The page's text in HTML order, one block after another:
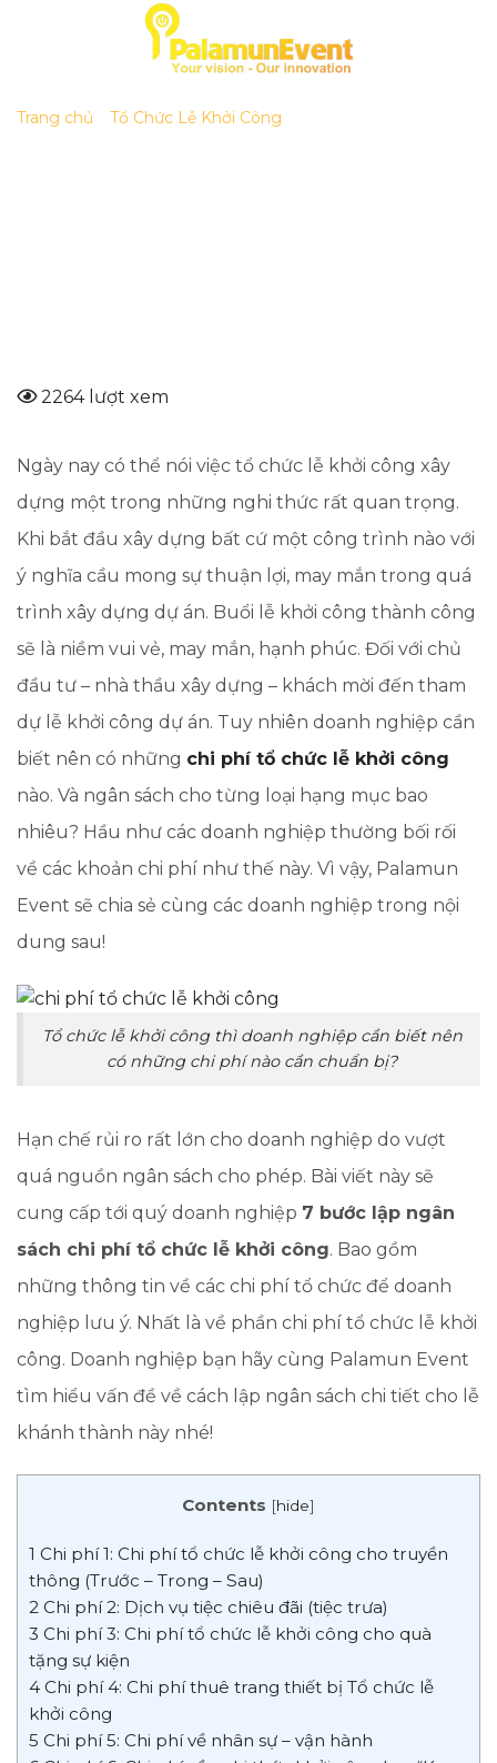
Trang chủ Tổ Chức Lễ Khởi Công
2264 lượt xem
Ngày nay có thể nói việc tổ chức lễ khởi công xây
dựng một trong những nghi thức rất quan trọng.
Khi bắt đầu xây dựng bất cứ một công trình nào với
ý nghĩa cầu mong sự thuận lợi, may mắn trong quá
trình xây dựng dự án. Buổi lễ khởi công thành công
sẽ là niềm vui vẻ, may mắn, hạnh phúc. Đối với chủ
đầu tư – nhà thầu xây dựng – khách mời đến tham
dự lễ khởi công dự án. Tuy nhiên doanh nghiệp cần
biết nên có những chi phí tổ chức lễ khởi công
nào. Và ngân sách cho từng loại hạng mục bao
nhiêu? Hầu như các doanh nghiệp thường bối rối
về các khoản chi phí như thế này. Vì vậy, Palamun
Event sẽ chia sẻ cùng các doanh nghiệp trong nội
dung sau!
Tổ chức lễ khởi công thì doanh nghiệp cần biết nên
có những chi phí nào cần chuẩn bị?
Hạn chế rủi ro rất lớn cho doanh nghiệp do vượt
quá nguồn ngân sách cho phép. Bài viết này sẽ
cung cấp tới quý doanh nghiệp 7 bước lập ngân
sách chi phí tổ chức lễ khởi công. Bao gồm
những thông tin về các chi phí tổ chức để doanh
nghiệp lưu ý. Nhất là về phần chi phí tổ chức lễ khởi
công. Doanh nghiệp bạn hãy cùng Palamun Event
tìm hiểu vấn đề về cách lập ngân sách chi tiết cho lễ
khánh thành này nhé!
Contents [hide]
1 Chi phí 1: Chi phí tổ chức lễ khởi công cho truyền
thông (Trước – Trong – Sau)
2 ​Chi phí 2: Dịch vụ tiệc chiêu đãi (tiệc trưa)
3 Chi phí 3: Chi phí tổ chức lễ khởi công cho quà
tặng sự kiện
4 Chi phí 4: Chi phí thuê trang thiết bị Tổ chức lễ
khởi công
5 ​Chi phí 5: Chi phí về nhân sự – vận hành